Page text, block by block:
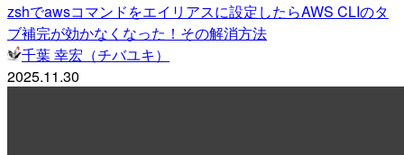
zshでawsコマンドをエイリアスに設定したらAWS CLIのタ
ブ補完が効かなくなった！その解消方法
千葉 幸宏（チバユキ）
2025.11.30